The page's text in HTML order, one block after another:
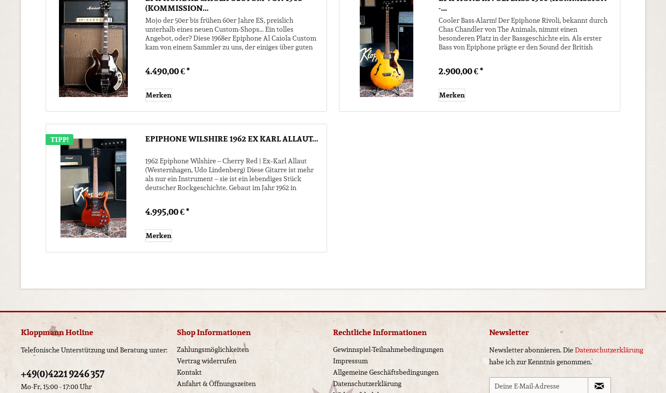
(KOMMISSION...
Mojo der 50er bis frühen 60er Jahre ES, preislich
unterhalb eines neuen Custom-Shops... Ein tolles
Angebot, oder? Diese 1968er Epiphone Al Caiola Custom
kam von einem Sammler zu uns, der einiges über guten
4.490,00 € *
Merken
-...
Cooler Bass-Alarm! Der Epiphone Rivoli, bekannt durch
Chas Chandler von The Animals, nimmt einen
besonderen Platz in der Bassgeschichte ein. Als erster
Bass von Epiphone prägte er den Sound der British
2.900,00 € *
Merken
TIPP! EPIPHONE WILSHIRE 1962 EX KARL ALLAUT...
1962 Epiphone Wilshire – Cherry Red | Ex‑Karl Allaut
(Westernhagen, Udo Lindenberg) Diese Gitarre ist mehr
als nur ein Instrument – sie ist ein lebendiges Stück
deutscher Rockgeschichte. Gebaut im Jahr 1962 in
4.995,00 € *
Merken
Kloppmann Hotline
Telefonische Unterstützung und Beratung unter:
+49(0)4221 9246 357
Mo-Fr, 15:00 - 17:00 Uhr
Shop Informationen
Zahlungsmöglichkeiten
Vertrag widerrufen
Kontakt
Anfahrt & Öffnungszeiten
Rechtliche Informationen
Gewinnspiel-Teilnahmebedingungen
Impressum
Allgemeine Geschäftsbedingungen
Datenschutzerklärung
Newsletter
Newsletter abonnieren. DieDatenschutzerklärung
habe ich zur Kenntnis genommen.